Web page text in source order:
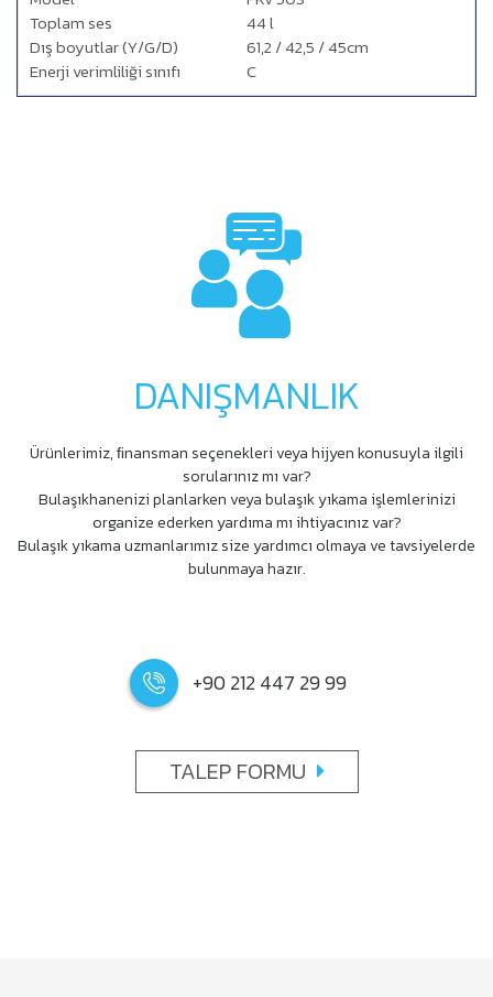
Toplam ses
44 l
Dış boyutlar (Y/G/D)
61,2 / 42,5 / 45cm
Enerji verimliliği sınıfı
C
DANIŞMANLIK
Ürünlerimiz, ﬁnansman seçenekleri veya hijyen konusuyla ilgili
sorularınız mı var?
Bulaşıkhanenizi planlarken veya bulaşık yıkama işlemlerinizi
organize ederken yardıma mı ihtiyacınız var?
Bulaşık yıkama uzmanlarımız size yardımcı olmaya ve tavsiyelerde
bulunmaya hazır.
+90 212 447 29 99
TALEP FORMU